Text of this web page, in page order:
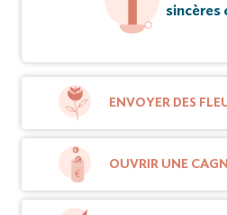
sincères
ENVOYER DES
OUVRIR UNE